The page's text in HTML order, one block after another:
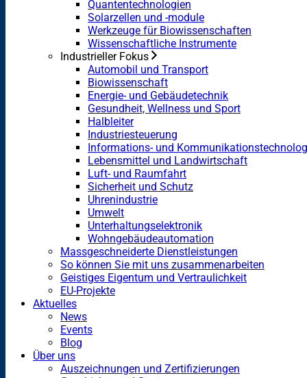
Quantentechnologien
Solarzellen und -module
Werkzeuge für Biowissenschaften
Wissenschaftliche Instrumente
Industrieller Fokus
Automobil und Transport
Biowissenschaft
Energie- und Gebäudetechnik
Gesundheit, Wellness und Sport
Halbleiter
Industriesteuerung
Informations- und
Lebensmittel und Landwirtschaft
Luft- und Raumfahrt
Sicherheit und Schutz
Uhrenindustrie
Umwelt
Unterhaltungselektronik
Wohngebäudeautomation
Massgeschneiderte Dienstleistungen
So können Sie mit uns zusammenarbeiten
Geistiges Eigentum und Vertraulichkeit
EU-Projekte
Aktuelles
News
Events
Blog
Über uns
Auszeichnungen und Zertifizierungen